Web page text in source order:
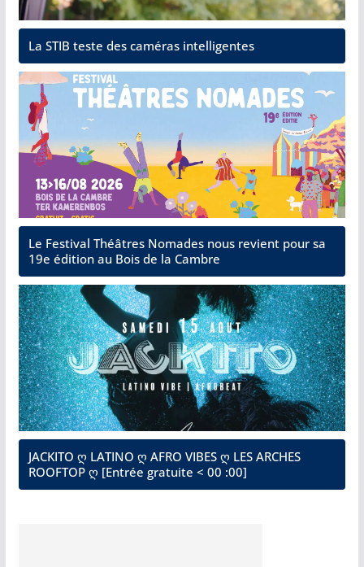
La STIB teste des caméras intelligentes
Le Festival Théâtres Nomades nous revient pour sa
19e édition au Bois de la Cambre
JACKITO ღ LATINO ღ AFRO VIBES ღ LES ARCHES
ROOFTOP ღ [Entrée gratuite < 00 :00]